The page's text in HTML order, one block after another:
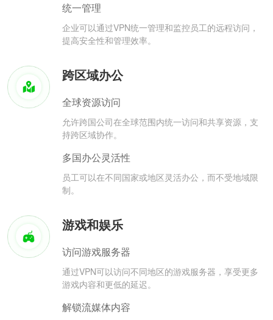
统一管理
企业可以通过VPN统一管理和监控员工的远程访问，
提高安全性和管理效率。
跨区域办公
全球资源访问
允许跨国公司在全球范围内统一访问和共享资源，支
持跨区域协作。
多国办公灵活性
员工可以在不同国家或地区灵活办公，而不受地域限
制。
游戏和娱乐
访问游戏服务器
通过VPN可以访问不同地区的游戏服务器，享受更多
游戏内容和更低的延迟。
解锁流媒体内容